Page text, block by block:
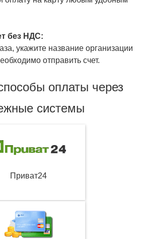
без НДС:
укажите название организации
отправить счет.
оплаты через
системы
Приват24